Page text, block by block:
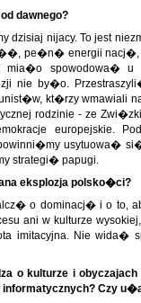
dawnego?
dzisiaj nijacy. To jest
pe�n� energii
spowodowa�
nie by�o.
kt�rzy wmawiali
rodzinie - ze
europejskie.
usytuowa� si�
strategi� papugi.
eksplozja polsko�ci?
o dominacj� i o to,
ani w kulturze
imitacyjna. Nie wida�
o kulturze i
Czy